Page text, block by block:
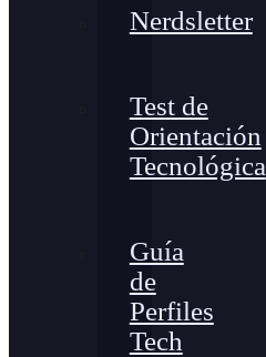
Nerdsletter
Test de
Orientación
Tecnológica
Guía
de
Perfiles
Tech